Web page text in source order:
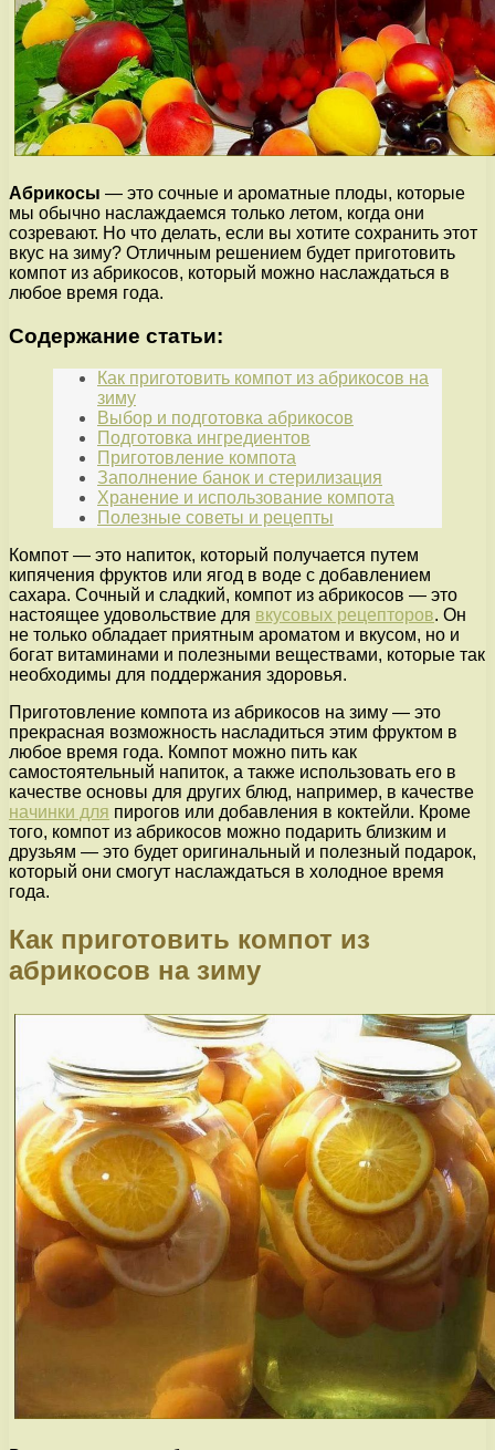
Абрикосы — это сочные и ароматные плоды, которые
мы обычно наслаждаемся только летом, когда они
созревают. Но что делать, если вы хотите сохранить этот
вкус на зиму? Отличным решением будет приготовить
компот из абрикосов, который можно наслаждаться в
любое время года.
Содержание статьи:
Как приготовить компот из абрикосов на
зиму
Выбор и подготовка абрикосов
Подготовка ингредиентов
Приготовление компота
Заполнение банок и стерилизация
Хранение и использование компота
Полезные советы и рецепты
Компот — это напиток, который получается путем
кипячения фруктов или ягод в воде с добавлением
сахара. Сочный и сладкий, компот из абрикосов — это
настоящее удовольствие для вкусовых рецепторов. Он
не только обладает приятным ароматом и вкусом, но и
богат витаминами и полезными веществами, которые так
необходимы для поддержания здоровья.
Приготовление компота из абрикосов на зиму — это
прекрасная возможность насладиться этим фруктом в
любое время года. Компот можно пить как
самостоятельный напиток, а также использовать его в
качестве основы для других блюд, например, в качестве
начинки для пирогов или добавления в коктейли. Кроме
того, компот из абрикосов можно подарить близким и
друзьям — это будет оригинальный и полезный подарок,
который они смогут наслаждаться в холодное время
года.
Как приготовить компот из
абрикосов на зиму